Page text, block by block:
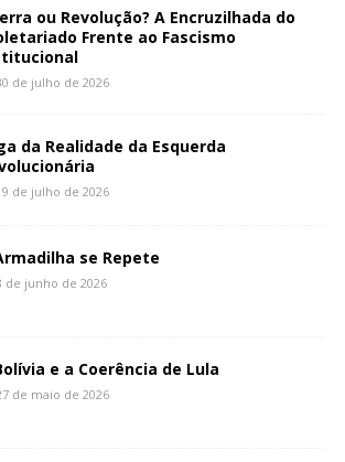
ou Revolução? A Encruzilhada do
Frente ao Fascismo
de julho de 2026
da Realidade da Esquerda
de julho de 2026
se Repete
de junho de 2026
e a Coerência de Lula
de maio de 2026